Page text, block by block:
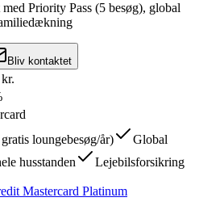
Priority Pass (5 besøg), global
Bliv kontaktet
loungebesøg/år)
Global
husstanden
Lejebilsforsikring
Mastercard Platinum